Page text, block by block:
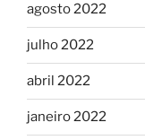
agosto 2022
julho 2022
abril 2022
janeiro 2022